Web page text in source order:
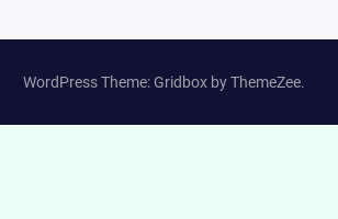
WordPress Theme: Gridbox by ThemeZee.